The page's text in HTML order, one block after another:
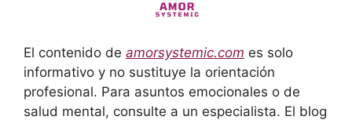
El contenido de amorsystemic.com es solo
informativo y no sustituye la orientación
profesional. Para asuntos emocionales o de
salud mental, consulte a un especialista. El blog